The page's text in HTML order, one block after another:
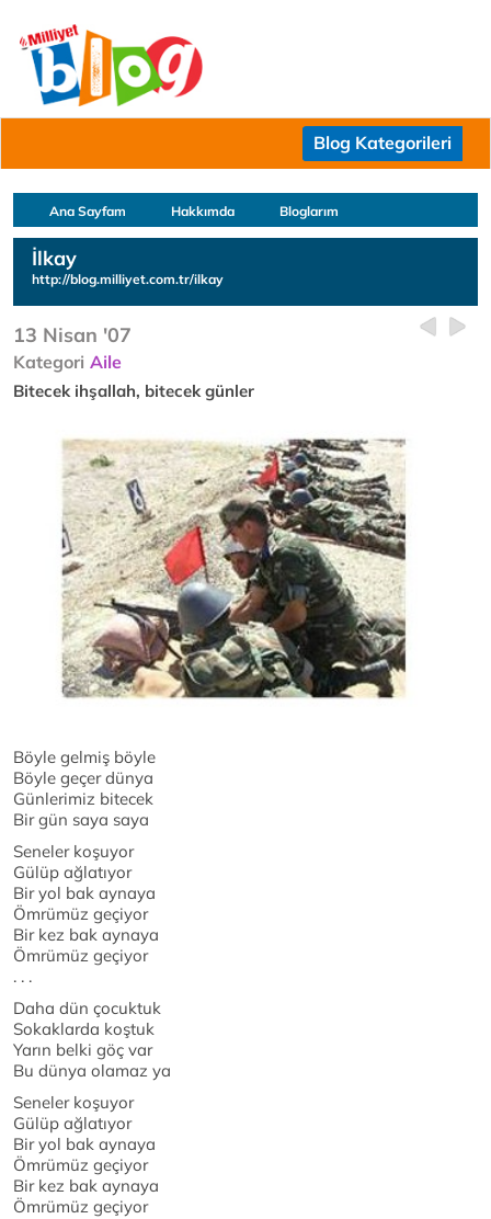
Blog Kategorileri
Ana Sayfam Hakkımda Bloglarım
İlkay
http://blog.milliyet.com.tr/ilkay
13 Nisan '07
Kategori Aile
Bitecek ihşallah, bitecek günler
Böyle gelmiş böyle
Böyle geçer dünya
Günlerimiz bitecek
Bir gün saya saya
Seneler koşuyor
Gülüp ağlatıyor
Bir yol bak aynaya
Ömrümüz geçiyor
Bir kez bak aynaya
Ömrümüz geçiyor
. . .
Daha dün çocuktuk
Sokaklarda koştuk
Yarın belki göç var
Bu dünya olamaz ya
Seneler koşuyor
Gülüp ağlatıyor
Bir yol bak aynaya
Ömrümüz geçiyor
Bir kez bak aynaya
Ömrümüz geçiyor